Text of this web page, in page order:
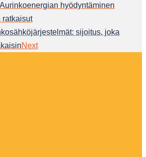
Aurinkoenergian hyödyntäminen
ratkaisut
sijoitus, joka
Next